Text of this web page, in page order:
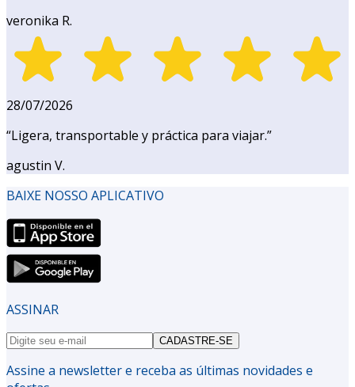
veronika R.
28/07/2026
“Ligera, transportable y práctica para viajar.”
agustin V.
BAIXE NOSSO APLICATIVO
ASSINAR
CADASTRE-SE
Assine a newsletter e receba as últimas novidades e